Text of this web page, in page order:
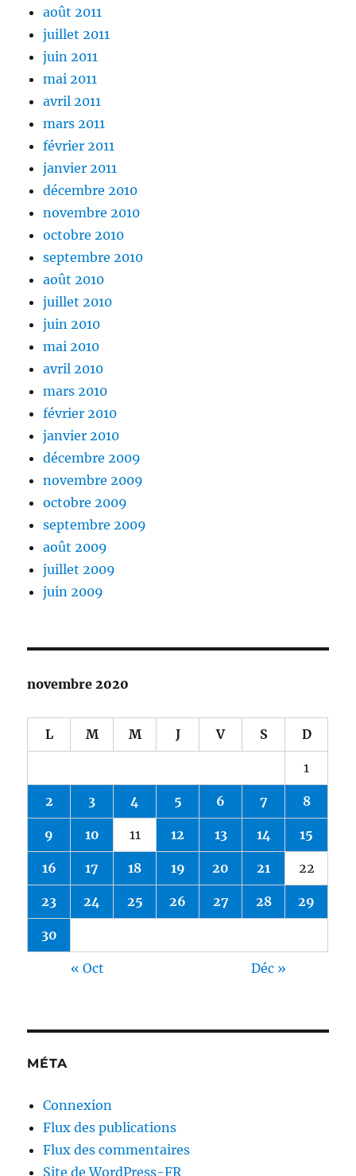
août 2011
juillet 2011
juin 2011
mai 2011
avril 2011
mars 2011
février 2011
janvier 2011
décembre 2010
novembre 2010
octobre 2010
septembre 2010
août 2010
juillet 2010
juin 2010
mai 2010
avril 2010
mars 2010
février 2010
janvier 2010
décembre 2009
novembre 2009
octobre 2009
septembre 2009
août 2009
juillet 2009
juin 2009
novembre 2020
L M M J V S D
1
2 3 4 5 6 7 8
9 10 11 12 13 14 15
16 17 18 19 20 21 22
23 24 25 26 27 28 29
30
« Oct Déc »
MÉTA
Connexion
Flux des publications
Flux des commentaires
Site de WordPress-FR